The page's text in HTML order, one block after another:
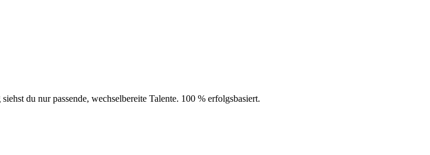
du nur passende, wechselbereite Talente. 100 % erfolgsbasiert.